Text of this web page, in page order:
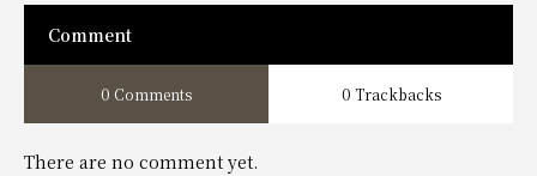
Comment
0 Comments 0 Trackbacks
There are no comment yet.